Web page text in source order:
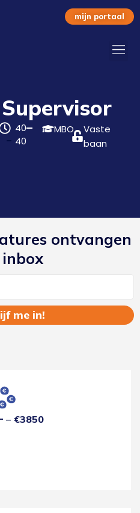
mijn portaal
40
40
MBO
Vaste
baan
ontvangen
€3850